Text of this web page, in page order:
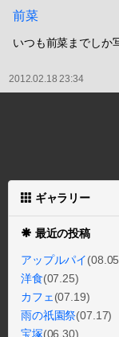
前菜
いつも前菜までしか
2012.02.18 23:34
ギャラリー
最近の投稿
アップルパイ
洋食(07.25)
カフェ (07.19)
雨の祇園祭(07.17)
宝塚(06.30)